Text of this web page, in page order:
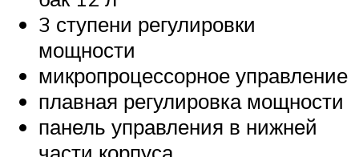
3 ступени регулировки
мощности
микропроцессорное управление
плавная регулировка мощности
панель управления в нижней